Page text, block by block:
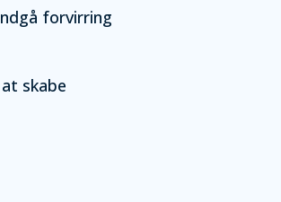
forvirring
skabe